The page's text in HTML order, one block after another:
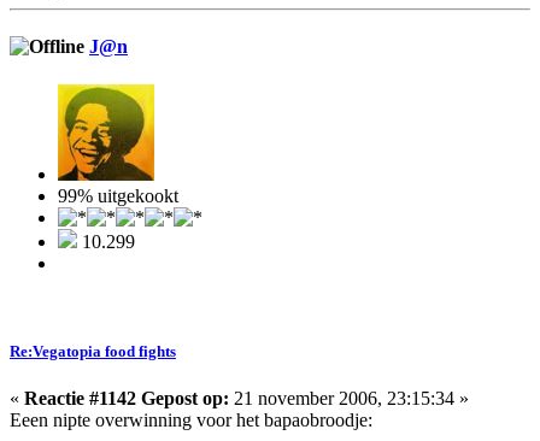
J@n
99% uitgekookt
10.299
Re:Vegatopia food fights
« Reactie #1142 Gepost op: 21 november 2006, 23:15:34 »
Eeen nipte overwinning voor het bapaobroodje: